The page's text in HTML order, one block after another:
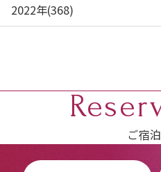
2022年(368)
ご宿